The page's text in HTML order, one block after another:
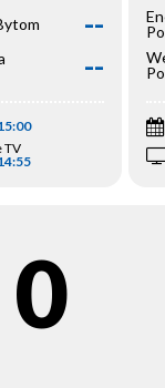
--
--
TV
0